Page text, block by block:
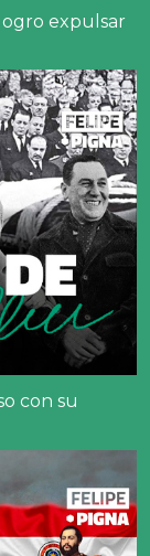
expulsar
con su